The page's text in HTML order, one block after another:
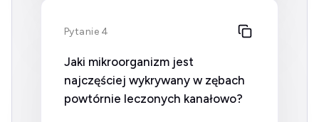
Pytanie 4
Jaki mikroorganizm jest
najczęściej wykrywany w zębach
powtórnie leczonych kanałowo?